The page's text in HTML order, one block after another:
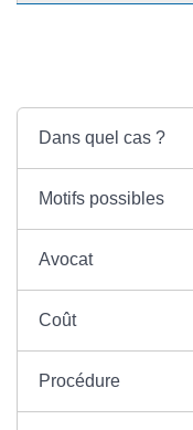
Dans quel cas ?
Motifs possibles
Avocat
Coût
Procédure